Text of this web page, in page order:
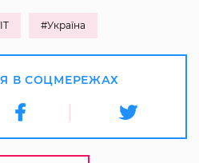
#Україна
В СОЦМЕРЕЖАХ